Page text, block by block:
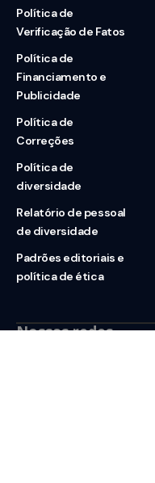
Política de
Verificação de Fatos
Política de
Financiamento e
Publicidade
Política de
Correções
Política de
diversidade
Relatório de pessoal
de diversidade
Padrões editoriais e
política de ética
Nossas redes